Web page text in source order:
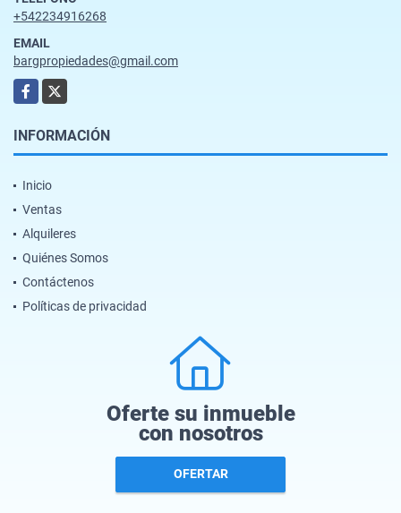
+542234916268
EMAIL
bargpropiedades@gmail.com
Facebook
X
INFORMACIÓN
Inicio
Ventas
Alquileres
Quiénes Somos
Contáctenos
Políticas de privacidad
Oferte su inmueble
con nosotros
OFERTAR